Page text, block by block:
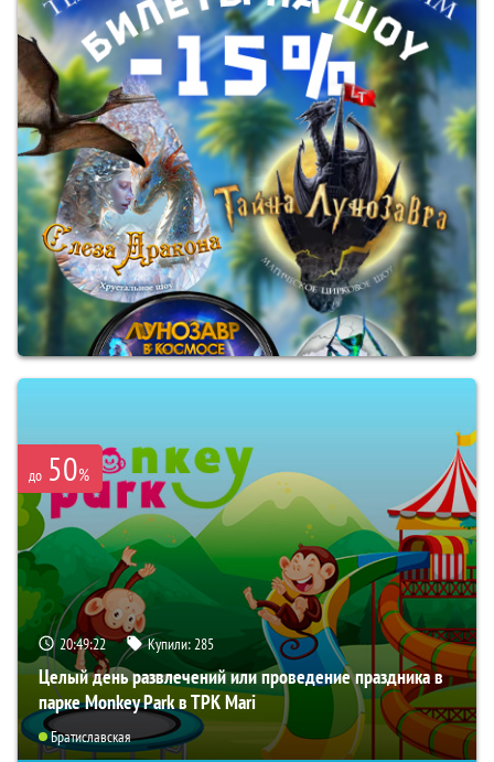
до 50%
20:49:22 Купили:285
Целый день развлечений или проведение праздника в
парке Monkey Park в ТРК Mari
Братиславская